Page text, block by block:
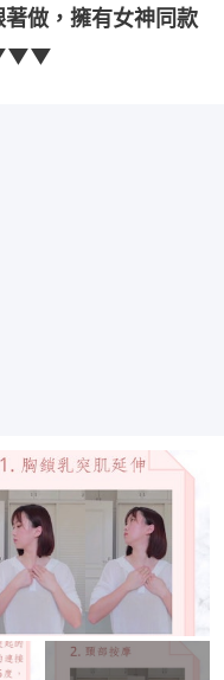
做，擁有女神同款
▼▼▼